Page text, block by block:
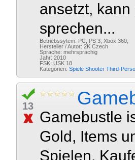
ansetzt,
sprechen...
Betriebssytem: PC, PS 3, Xbox 360,
Hersteller / Autor: 2K Czech
Sprache: mehrsprachig
Jahr: 2010
FSK: USK 18
Kategorien: Spiele Shooter Third-
13
Gamebustle
Gold, Items
Spielen,